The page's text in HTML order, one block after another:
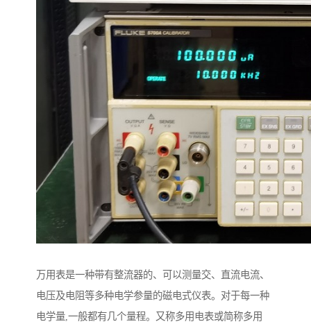
万用表是一种带有整流器的、可以测量交、直流电流、
电压及电阻等多种电学参量的磁电式仪表。对于每一种
电学量,一般都有几个量程。又称多用电表或简称多用